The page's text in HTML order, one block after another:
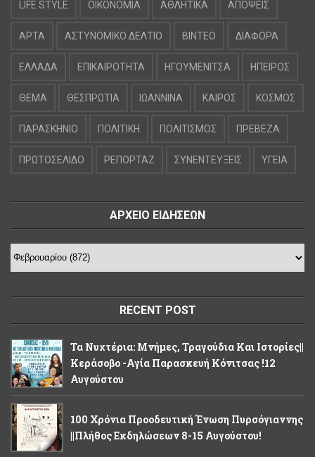
LIFE STYLE OIKONOMIA ΑΘΛΗΤΙΚΑ ΑΠΟΨΕΙΣ
ΑΡΤΑ ΑΣΤΥΝΟΜΙΚΟ ΔΕΛΤΙΟ ΒΙΝΤΕΟ ΔΙΑΦΟΡΑ
ΕΛΛΑΔΑ ΕΠΙΚΑΙΡΟΤΗΤΑ ΗΓΟΥΜΕΝΙΤΣΑ ΗΠΕΙΡΟΣ
ΘΕΜΑ ΘΕΣΠΡΩΤΙΑ ΙΩΑΝΝΙΝΑ ΚΑΙΡΟΣ ΚΟΣΜΟΣ
ΠΑΡΑΣΚΗΝΙΟ ΠΟΛΙΤΙΚΗ ΠΟΛΙΤΙΣΜΟΣ ΠΡΕΒΕΖΑ
ΠΡΩΤΟΣΕΛΙΔΟ ΡΕΠΟΡΤΑΖ ΣΥΝΕΝΤΕΥΞΕΙΣ ΥΓΕΙΑ
ΑΡΧΕΙΟ ΕΙΔΗΣΕΩΝ
RECENT POST
Τα Νυχτέρια: Μνήμες, Τραγούδια Και Ιστορίες||
Κεράσοβο -Αγία Παρασκευή Κόνιτσας !12
Αυγούστου
100 Χρόνια Προοδευτική Ένωση Πυρσόγιαννης
||Πλήθος Εκδηλώσεων 8-15 Αυγούστου!